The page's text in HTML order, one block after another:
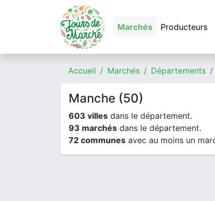
Marchés Producteurs
Accueil Marchés Départements
Manche (50)
603 villes dans le département.
93 marchés dans le département.
72 communes avec au moins un